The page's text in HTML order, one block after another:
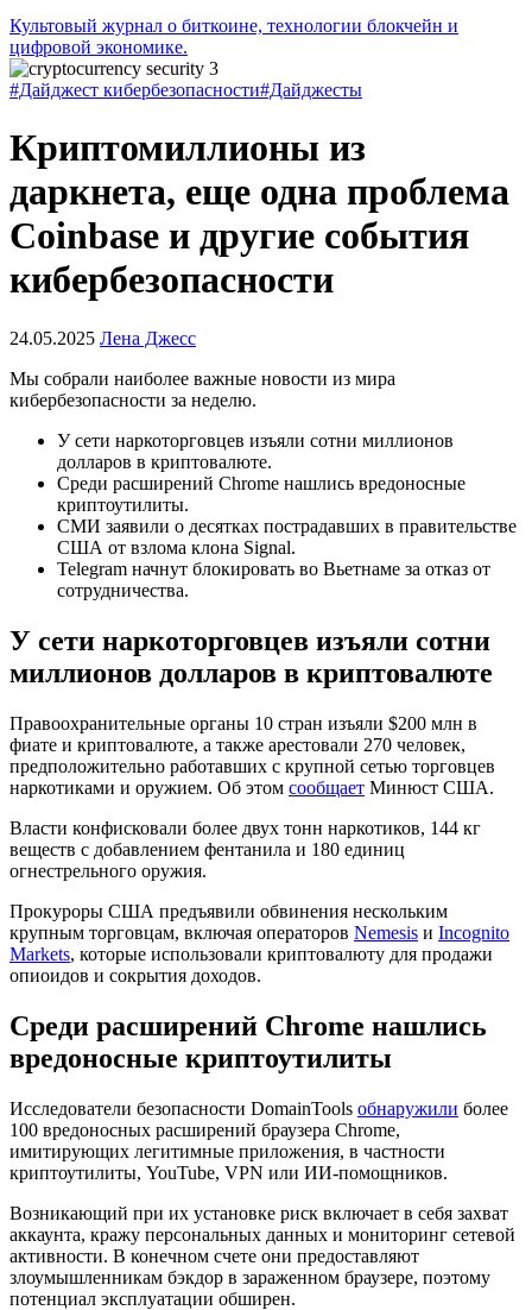
Культовый журнал о биткоине, технологии блокчейн и
цифровой экономике.
#Дайджест кибербезопасности#Дайджесты
Криптомиллионы из
даркнета, еще одна проблема
Coinbase и другие события
кибербезопасности
24.05.2025 Лена Джесс
Мы собрали наиболее важные новости из мира
кибербезопасности за неделю.
У сети наркоторговцев изъяли сотни миллионов
долларов в криптовалюте.
Среди расширений Chrome нашлись вредоносные
криптоутилиты.
СМИ заявили о десятках пострадавших в правительстве
США от взлома клона Signal.
Telegram начнут блокировать во Вьетнаме за отказ от
сотрудничества.
У сети наркоторговцев изъяли сотни
миллионов долларов в криптовалюте
Правоохранительные органы 10 стран изъяли $200 млн в
фиате и криптовалюте, а также арестовали 270 человек,
предположительно работавших с крупной сетью торговцев
наркотиками и оружием. Об этом сообщает Минюст США.
Власти конфисковали более двух тонн наркотиков, 144 кг
веществ с добавлением фентанила и 180 единиц
огнестрельного оружия.
Прокуроры США предъявили обвинения нескольким
крупным торговцам, включая операторов Nemesis и Incognito
Markets, которые использовали криптовалюту для продажи
опиоидов и сокрытия доходов.
Среди расширений Chrome нашлись
вредоносные криптоутилиты
Исследователи безопасности DomainTools обнаружили более
100 вредоносных расширений браузера Chrome,
имитирующих легитимные приложения, в частности
криптоутилиты, YouTube, VPN или ИИ-помощников.
Возникающий при их установке риск включает в себя захват
аккаунта, кражу персональных данных и мониторинг сетевой
активности. В конечном счете они предоставляют
злоумышленникам бэкдор в зараженном браузере, поэтому
потенциал эксплуатации обширен.